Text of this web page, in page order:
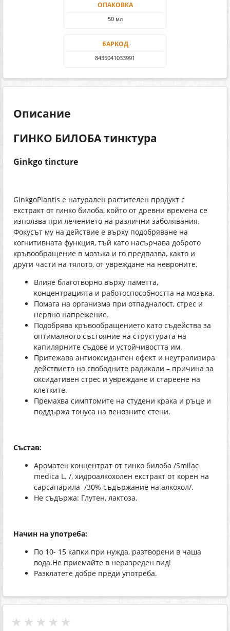
ОПАКОВКА
50 мл
БАРКОД
8435041033991
Описание
ГИНКО БИЛОБА тинктура
Ginkgo tincture
GinkgoPlantis е натурален растителен продукт с
екстракт от гинко билоба, който от древни времена се
използва при лечението на различни заболявания.
Фокусът му на действие е върху подобряване на
когнитивната функция, тъй като насърчава доброто
кръвообращение в мозъка и го предпазва, както и
други части на тялото, от увреждане на невроните.
Влияе благотворно върху паметта,
концентрацията и работоспособността на мозъка.
Помага на организма при отпадналост, стрес и
нервно напрежение.
Подобрява кръвообращението като съдейства за
оптималното състояние на структурата на
капилярните съдове и устойчивостта им.
Притежава антиоксидантен ефект и неутрализира
действието на свободните радикали – причина за
оксидативен стрес и увреждане и стареене на
клетките.
Премахва симптомите на студени крака и ръце и
поддържа тонуса на венозните стени.
Състав:
Ароматен концентрат от гинко билоба /Smilac
medica L. /, хидроалкохолен екстракт от корен на
сарсапарила /30% съдържание на алкохол/.
Не съдържа: Глутен, лактоза.
Начин на употреба:
По 10- 15 капки при нужда, разтворени в чаша
вода.Не приемайте в неразреден вид!
Разклатете добре преди употреба.
★★★★★